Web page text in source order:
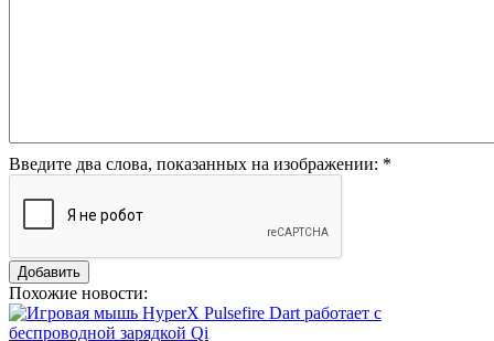
Введите два слова, показанных на изображении: *
Похожие новости: